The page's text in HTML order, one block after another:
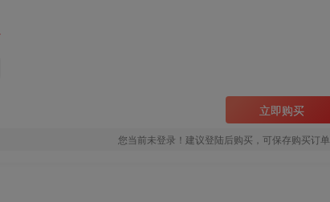
立即购买
您当前未登录！建议登陆后购买，可保存购买订单